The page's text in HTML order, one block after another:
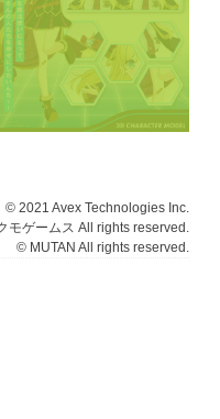
© 2021 Avex Technologies Inc.
モゲームス All rights reserved.
© MUTAN All rights reserved.